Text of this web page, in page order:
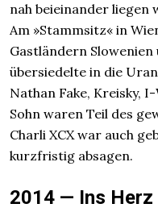
nah beieinander liegen
Am »Stammsitz« in
Gastländern
übersiedelte in die
Nathan Fake, Kreisky,
Sohn waren Teil des
Charli XCX war auch
kurzfristig absagen.
2014 — Ins